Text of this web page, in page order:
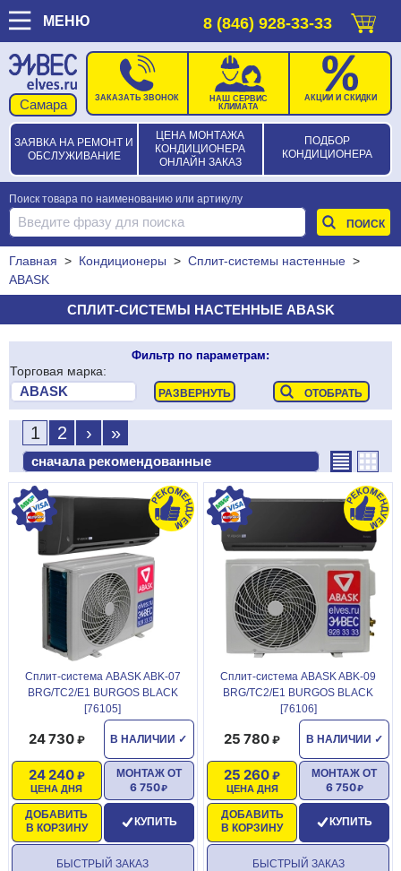
МЕНЮ 8 (846) 928-33-33
ЗАЯВКА НА РЕМОНТ И
ОБСЛУЖИВАНИЕ
ЦЕНА МОНТАЖА
КОНДИЦИОНЕРА
ОНЛАЙН ЗАКАЗ
ПОДБОР
КОНДИЦИОНЕРА
ЗАКАЗАТЬ ЗВОНОК
НАШ СЕРВИС
КЛИМАТА
АКЦИИ И СКИДКИ
Поиск товара по наименованию или артикулу
Главная > Кондиционеры > Сплит-системы настенные >
ABASK
СПЛИТ-СИСТЕМЫ НАСТЕННЫЕ ABASK
Фильтр по параметрам:
Торговая марка:
1 2 › »
Сплит-система ABASK ABK-07
BRG/TC2/E1 BURGOS BLACK
[76105]
В НАЛИЧИИ ✓
24 730
ЦЕНА ДНЯ
24 240
ДОБАВИТЬ
В КОРЗИНУ
МОНТАЖ ОТ
6 750
КУПИТЬ
БЫСТРЫЙ ЗАКАЗ
Сплит-система ABASK ABK-09
BRG/TC2/E1 BURGOS BLACK
[76106]
В НАЛИЧИИ ✓
25 780
ЦЕНА ДНЯ
25 260
ДОБАВИТЬ
В КОРЗИНУ
МОНТАЖ ОТ
6 750
КУПИТЬ
БЫСТРЫЙ ЗАКАЗ